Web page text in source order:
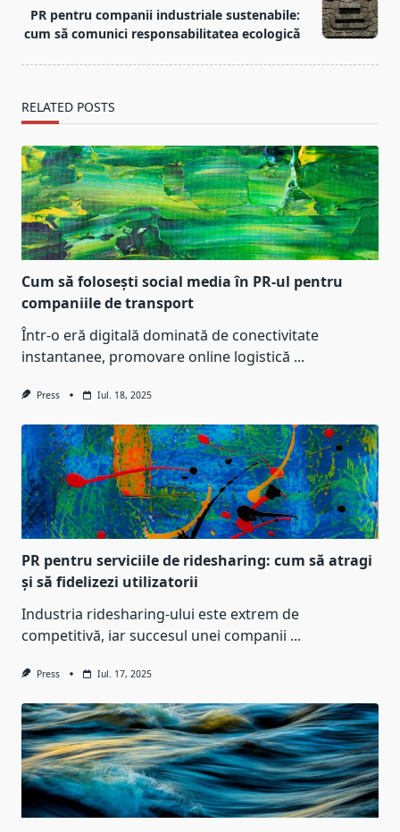
reader-
text">Page</span>
PR pentru companii industriale sustenabile:
cum să comunici responsabilitatea ecologică
RELATED POSTS
Cum să folosești social media în PR-ul pentru
companiile de transport
Într-o eră digitală dominată de conectivitate
instantanee, promovare online logistică ...
Press Iul. 18, 2025
PR pentru serviciile de ridesharing: cum să atragi
și să fidelizezi utilizatorii
Industria ridesharing-ului este extrem de
competitivă, iar succesul unei companii ...
Press Iul. 17, 2025